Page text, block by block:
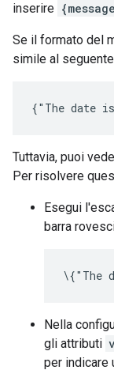
inserire
Se il formato del
simile al
{"The date
Tuttavia, puoi
Per risolvere
Esegui
barra
\{"The
Nella
gli attributi
per indicare